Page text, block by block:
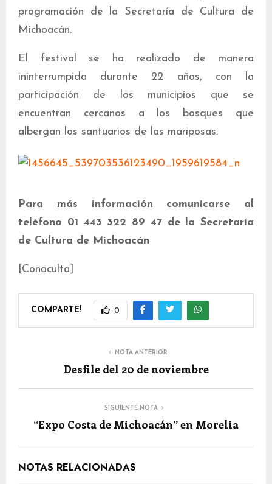
programación de la Secretaría de Cultura de
Michoacán.
El festival se ha realizado de manera
ininterrumpida durante 22 años, con la
participación de los municipios que se
encuentran cercanos a los bosques que
albergan los santuarios de las mariposas.
Para más información comunicarse al
teléfono 01 443 322 89 47 de la Secretaría
de Cultura de Michoacán
[Conaculta]
COMPARTE! 0
NOTA ANTERIOR
Desfile del 20 de noviembre
SIGUIENTE NOTA
“Expo Costa de Michoacán” en Morelia
NOTAS RELACIONADAS